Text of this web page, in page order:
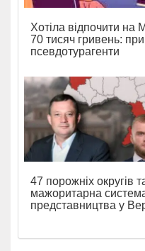
Хотіла відпочити на
70 тисяч гривень:
псевдотурагенти
47 порожніх округів
мажоритарна
представництва у